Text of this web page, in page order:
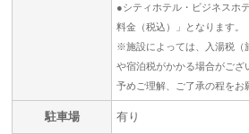
●シティホテル・ビジネスホ
料金（税込）」となります。
※施設によっては、入湯税（
や宿泊税がかかる場合がござ
予めご理解、ご了承の程をお
駐車場 有り